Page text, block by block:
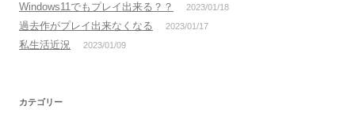
Windows11でもプレイ出来る？？ 2023/01/18
過去作がプレイ出来なくなる 2023/01/17
私生活近況 2023/01/09
カテゴリー